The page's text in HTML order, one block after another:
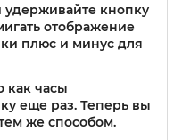
кнопку
отображение
плюс и минус для
как часы
еще раз. Теперь вы
же способом.